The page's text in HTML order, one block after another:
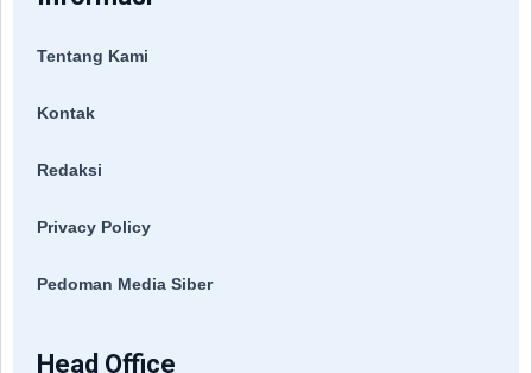
Tentang Kami
Kontak
Redaksi
Privacy Policy
Pedoman Media Siber
Head Office